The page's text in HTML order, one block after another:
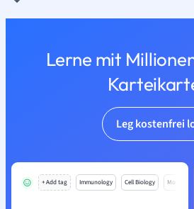
Lerne mit
Leg kostenfrei
+ Add tag Immunology Cell Biology Mo